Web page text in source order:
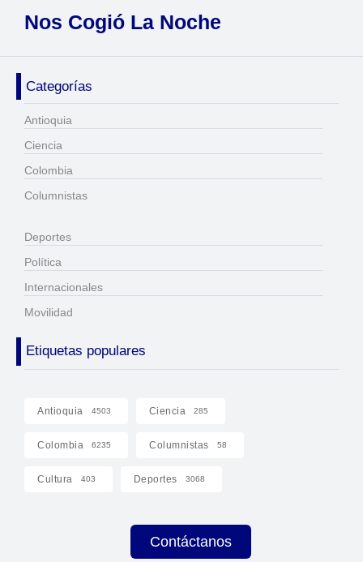
Nos Cogió La Noche
Categorías
Antioquia
Ciencia
Colombia
Columnistas
Deportes
Política
Internacionales
Movilidad
Etiquetas populares
Antioquia 4503 Ciencia 285
Colombia 6235 Columnistas 58
Cultura 403 Deportes 3068
Contáctanos